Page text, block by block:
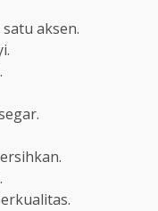
aksen.